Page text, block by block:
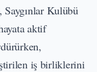
Kulübü
aktif
iş birliklerini